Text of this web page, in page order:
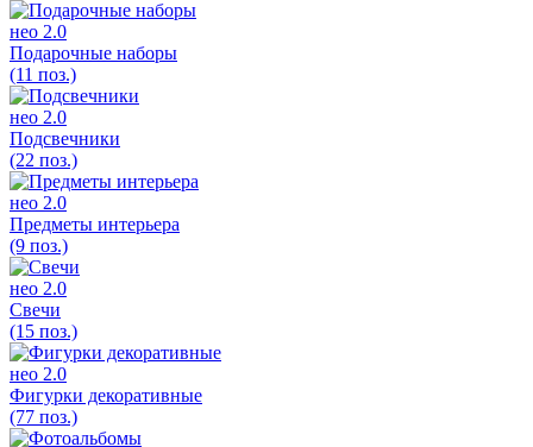
нео 2.0
Подарочные наборы
(11 поз.)
нео 2.0
Подсвечники
(22 поз.)
нео 2.0
Предметы интерьера
(9 поз.)
нео 2.0
Свечи
(15 поз.)
нео 2.0
Фигурки декоративные
(77 поз.)